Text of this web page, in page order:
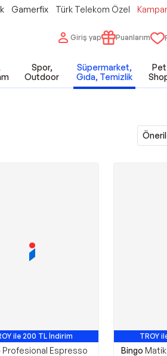
Gamerfix Türk Telekom Özel
Giriş yap Puanlarım
Spor,
Outdoor
Süpermarket,
Gıda, Temizlik
Pet
ile 200 TL İndirim
Çok Satan 3. Ürün
Profesional Espresso
TROY
En
Bingo Matik